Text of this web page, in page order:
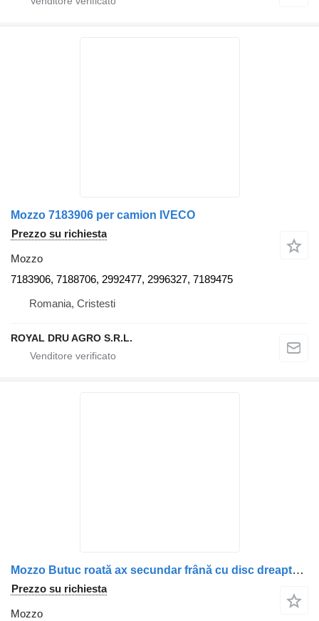
Mozzo 7183906 per camion IVECO
Prezzo su richiesta
Mozzo
7183906, 7188706, 2992477, 2996327, 7189475
Romania, Cristesti
ROYAL DRU AGRO S.R.L.
Mozzo Butuc roată ax secundar frână cu disc dreapta 7183908 per camion IVECO Vehicule Iveco
Prezzo su richiesta
Mozzo